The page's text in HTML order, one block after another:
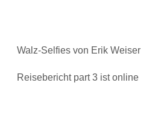
Walz-Selfies von Erik Weiser
Reisebericht part 3 ist online